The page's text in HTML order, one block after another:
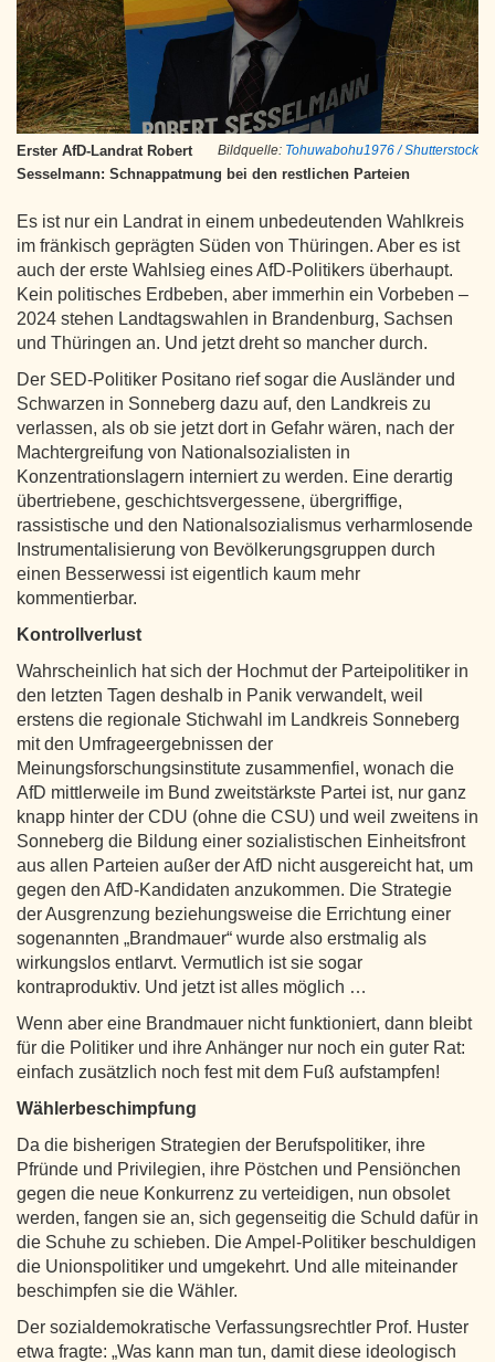
Bildquelle: Tohuwabohu1976 / Shutterstock
Erster AfD-Landrat Robert
Sesselmann: Schnappatmung bei den restlichen Parteien
Es ist nur ein Landrat in einem unbedeutenden Wahlkreis
im fränkisch geprägten Süden von Thüringen. Aber es ist
auch der erste Wahlsieg eines AfD-Politikers überhaupt.
Kein politisches Erdbeben, aber immerhin ein Vorbeben –
2024 stehen Landtagswahlen in Brandenburg, Sachsen
und Thüringen an. Und jetzt dreht so mancher durch.
Der SED-Politiker Positano rief sogar die Ausländer und
Schwarzen in Sonneberg dazu auf, den Landkreis zu
verlassen, als ob sie jetzt dort in Gefahr wären, nach der
Machtergreifung von Nationalsozialisten in
Konzentrationslagern interniert zu werden. Eine derartig
übertriebene, geschichtsvergessene, übergriffige,
rassistische und den Nationalsozialismus verharmlosende
Instrumentalisierung von Bevölkerungsgruppen durch
einen Besserwessi ist eigentlich kaum mehr
kommentierbar.
Kontrollverlust
Wahrscheinlich hat sich der Hochmut der Parteipolitiker in
den letzten Tagen deshalb in Panik verwandelt, weil
erstens die regionale Stichwahl im Landkreis Sonneberg
mit den Umfrageergebnissen der
Meinungsforschungsinstitute zusammenfiel, wonach die
AfD mittlerweile im Bund zweitstärkste Partei ist, nur ganz
knapp hinter der CDU (ohne die CSU) und weil zweitens in
Sonneberg die Bildung einer sozialistischen Einheitsfront
aus allen Parteien außer der AfD nicht ausgereicht hat, um
gegen den AfD-Kandidaten anzukommen. Die Strategie
der Ausgrenzung beziehungsweise die Errichtung einer
sogenannten „Brandmauer“ wurde also erstmalig als
wirkungslos entlarvt. Vermutlich ist sie sogar
kontraproduktiv. Und jetzt ist alles möglich …
Wenn aber eine Brandmauer nicht funktioniert, dann bleibt
für die Politiker und ihre Anhänger nur noch ein guter Rat:
einfach zusätzlich noch fest mit dem Fuß aufstampfen!
Wählerbeschimpfung
Da die bisherigen Strategien der Berufspolitiker, ihre
Pfründe und Privilegien, ihre Pöstchen und Pensiönchen
gegen die neue Konkurrenz zu verteidigen, nun obsolet
werden, fangen sie an, sich gegenseitig die Schuld dafür in
die Schuhe zu schieben. Die Ampel-Politiker beschuldigen
die Unionspolitiker und umgekehrt. Und alle miteinander
beschimpfen sie die Wähler.
Der sozialdemokratische Verfassungsrechtler Prof. Huster
etwa fragte: „Was kann man tun, damit diese ideologisch